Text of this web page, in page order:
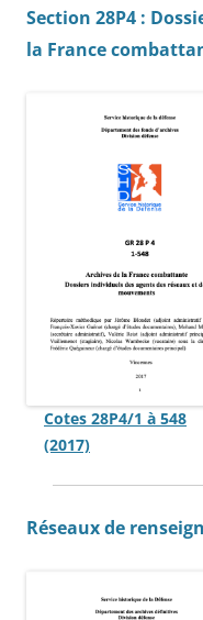
Section 28P4 :
la France
Cotes 28P4/1 à 548
(2017)
Réseaux de